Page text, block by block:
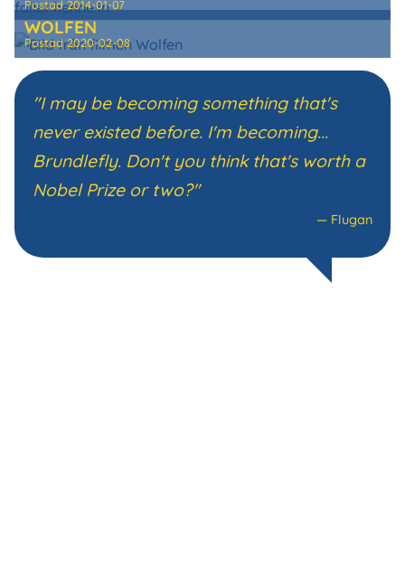
Postad2014-01-07
WOLFEN
Postad2020-02-08
"I may be becoming something that's
never existed before. I'm becoming...
Brundlefly. Don't you think that's worth a
Nobel Prize or two?"
— Flugan